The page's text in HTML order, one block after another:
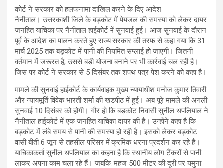
कोर्ट ने सरकार को हलफनामा दाखिल करने के दिए आदेश
नैनीताल। उत्तरकाशी जिले के बड़कोट में पेयजल की समस्या को लेकर दायर
जनहित याचिका पर नैनीताल हाईकोर्ट में सुनवाई हुई। आज सुनवाई के दौरान
पूर्व के आदेश का पालन करते हुए राज्य सरकार की तरफ से कहा गया कि 31
मार्च 2025 तक बड़कोट में पानी की नियमित सप्लाई हो जाएगी। जितनी
वर्तमान में जरूरत है, उससे बड़ी योजना बनाने पर भी कार्रवाई चल रही है।
जिस पर कोर्ट ने सरकार से 5 दिसंबर तक शपथ पत्र पेश करने को कहा है।
मामले की सुनवाई हाईकोर्ट के कार्यवाहक मुख्य न्यायाधीश मनोज कुमार तिवारी
और न्यायमूर्ति विवेक भारती शर्मा की खंडपीठ में हुई। अब पूरे मामले की अगली
सुनवाई 10 दिसंबर को होगी। गौर हो कि बड़कोट निवासी सुनील थपलियाल ने
नैनीताल हाईकोर्ट में एक जनहित याचिका दायर की है। उन्होंने कहा है कि
बड़कोट में लंबे समय से पानी की समस्या हो रही है। इसको लेकर बड़कोट
वासी बीती 6 जून से तहसील परिसर में क्रमिक धरना प्रदर्शन कर रहे हैं।
याचिकाकर्ता सुनील थपलियाल का कहना है कि स्थानीय लोग टैंकरों से पानी
लाकर अपना काम चला रहे हैं। जबकि, महज 500 मीटर की दूरी पर यमुना